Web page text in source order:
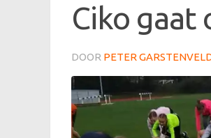
Ciko gaat
DOOR PETER